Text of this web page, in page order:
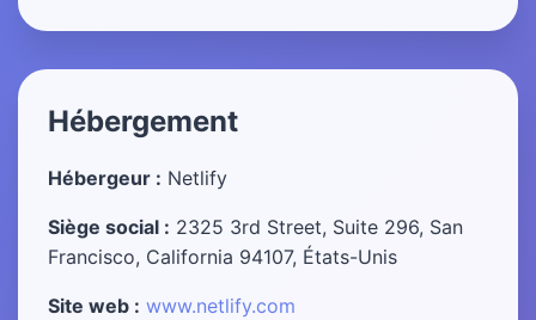
Hébergement
Hébergeur : Netlify
Siège social : 2325 3rd Street, Suite 296, San
Francisco, California 94107, États-Unis
Site web : www.netlify.com